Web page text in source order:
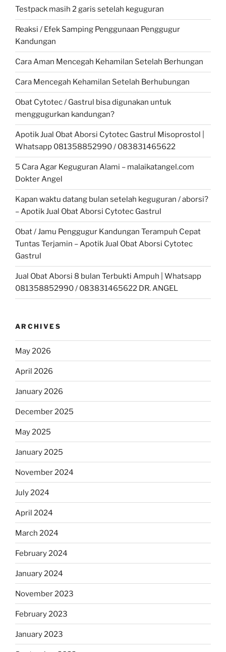
Testpack masih 2 garis setelah keguguran
Reaksi / Efek Samping Penggunaan Penggugur
Kandungan
Cara Aman Mencegah Kehamilan Setelah Berhungan
Cara Mencegah Kehamilan Setelah Berhubungan
Obat Cytotec / Gastrul bisa digunakan untuk
menggugurkan kandungan?
Apotik Jual Obat Aborsi Cytotec Gastrul Misoprostol |
Whatsapp 081358852990 / 083831465622
5 Cara Agar Keguguran Alami – malaikatangel.com
Dokter Angel
Kapan waktu datang bulan setelah keguguran / aborsi?
– Apotik Jual Obat Aborsi Cytotec Gastrul
Obat / Jamu Penggugur Kandungan Terampuh Cepat
Tuntas Terjamin – Apotik Jual Obat Aborsi Cytotec
Gastrul
Jual Obat Aborsi 8 bulan Terbukti Ampuh | Whatsapp
081358852990 / 083831465622 DR. ANGEL
ARCHIVES
May 2026
April 2026
January 2026
December 2025
May 2025
January 2025
November 2024
July 2024
April 2024
March 2024
February 2024
January 2024
November 2023
February 2023
January 2023